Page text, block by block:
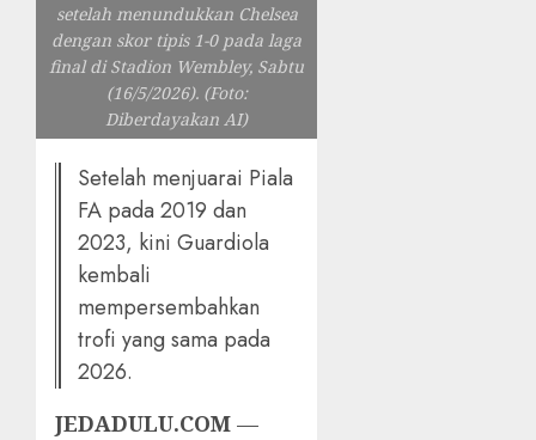
setelah menundukkan Chelsea
dengan skor tipis 1-0 pada laga
final di Stadion Wembley, Sabtu
(16/5/2026). (Foto:
Diberdayakan AI)
Setelah menjuarai Piala
FA pada 2019 dan
2023, kini Guardiola
kembali
mempersembahkan
trofi yang sama pada
2026.
JEDADULU.COM —